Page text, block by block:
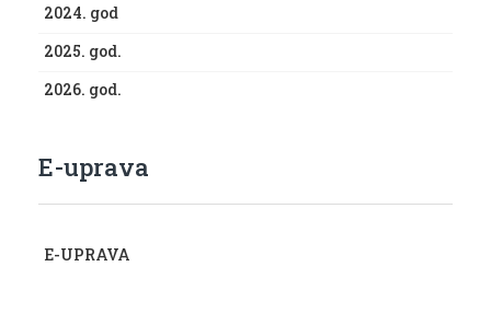
2024. god
2025. god.
2026. god.
E-uprava
E-UPRAVA